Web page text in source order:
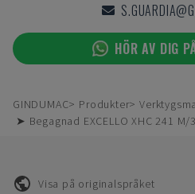
HÖR AV DIG
GINDUMAC Produkter
➤ Begagnad EXCELLO XHC 241
Visa på originalspråket